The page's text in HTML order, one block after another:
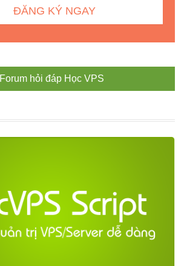
Forum hỏi đáp Học VPS